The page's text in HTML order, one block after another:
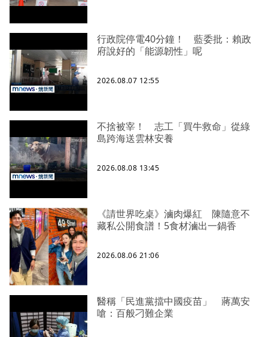
行政院停電40分鐘！ 藍委批：賴政
府說好的「能源韌性」呢
2026.08.07 12:55
不捨被宰！ 志工「買牛救命」從綠
島跨海送雲林安養
2026.08.08 13:45
《請世界吃桌》滷肉爆紅 陳隨意不
藏私公開食譜！5食材滷出一鍋香
2026.08.06 21:06
醫稱「民進黨擋中國疫苗」 蔣萬安
嗆：百般刁難企業